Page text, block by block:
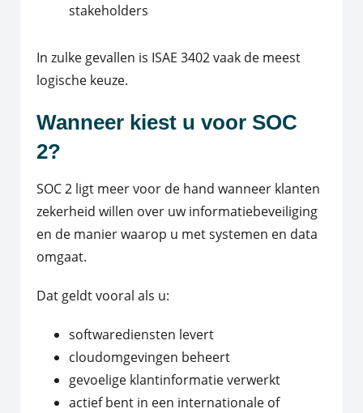
stakeholders
In zulke gevallen is ISAE 3402 vaak de meest
logische keuze.
Wanneer kiest u voor SOC
2?
SOC 2 ligt meer voor de hand wanneer klanten
zekerheid willen over uw informatiebeveiliging
en de manier waarop u met systemen en data
omgaat.
Dat geldt vooral als u:
softwarediensten levert
cloudomgevingen beheert
gevoelige klantinformatie verwerkt
actief bent in een internationale of